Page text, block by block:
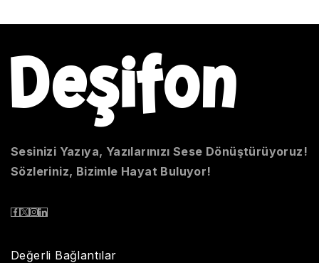
Sesinizi Yazıya, Yazılarınızı Sese Dönüştürüyoruz!
Sözleriniz, Bizimle Hayat Buluyor!
Değerli Bağlantılar